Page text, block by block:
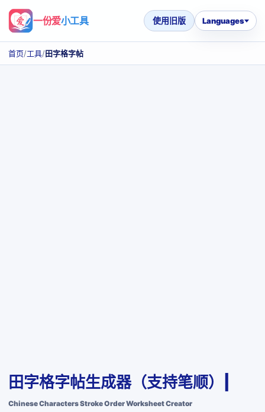
一份爱小工具 使用旧版 Languages
首页/工具/田字格字帖
田字格字帖生成器（支持笔顺）|
Chinese Characters Stroke Order Worksheet Creator